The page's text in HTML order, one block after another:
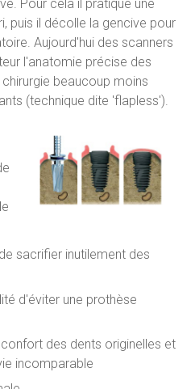
Pour cela il pratique une
puis il décolle la gencive pour
Aujourd'hui des scanners
l'anatomie précise des
beaucoup moins
(technique dite 'flapless').
sacrifier inutilement des
d'éviter une prothèse
des dents originelles et
incomparable